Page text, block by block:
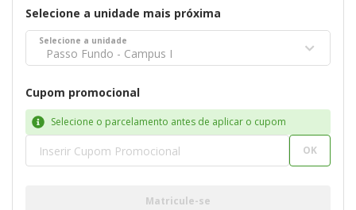
Selecione a unidade mais próxima
Selecione a unidade
Passo Fundo - Campus I
Cupom promocional
Selecione o parcelamento antes de aplicar o cupom
OK
Matricule-se